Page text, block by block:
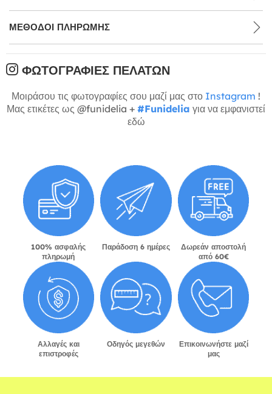
ΜΕΘΌΔΟΙ ΠΛΗΡΩΜΉΣ
ΦΩΤΟΓΡΑΦΊΕΣ ΠΕΛΑΤΏΝ
Μοιράσου τις φωτογραφίες σου μαζί μας στο Instagram !
Μας ετικέτες ως @funidelia + #Funidelia για να εμφανιστεί
εδώ
100% ασφαλής
πληρωμή
Παράδοση 6 ημέρες
Δωρεάν αποστολή
από 60€
Αλλαγές και
επιστροφές
Οδηγός μεγεθών
Επικοινωνήστε μαζί
μας